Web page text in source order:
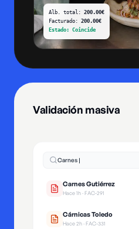
Alb. total: 200.00€
Facturado: 200.00€
Estado: Coincide
Validación masiva
Carnes |
Carnes Gutiérrez
Hace 1h · FAC-291
Cárnicas Toledo
Hace 2h · FAC-331